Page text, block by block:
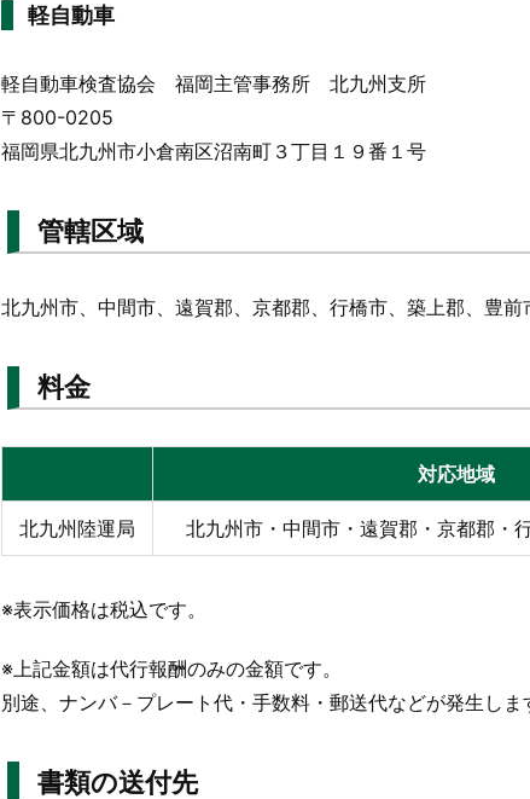
軽自動車
軽自動車検査協会 福岡主管事務所 北九州支所
〒800-0205
福岡県北九州市小倉南区沼南町３丁目１９番１号
管轄区域
北九州市、中間市、遠賀郡、京都郡、行橋市、築上郡、豊前
料金
対応地域
北九州陸運局 北九州市・中間市・遠賀郡・京都郡・
※表示価格は税込です。
※上記金額は代行報酬のみの金額です。
別途、ナンバ－プレート代・手数料・郵送代などが発生しま
書類の送付先